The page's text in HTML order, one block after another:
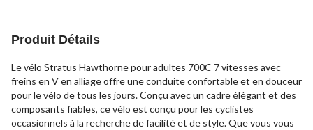
Produit Détails
Le vélo Stratus Hawthorne pour adultes 700C 7 vitesses avec
freins en V en alliage offre une conduite confortable et en douceur
pour le vélo de tous les jours. Conçu avec un cadre élégant et des
composants fiables, ce vélo est conçu pour les cyclistes
occasionnels à la recherche de facilité et de style. Que vous vous